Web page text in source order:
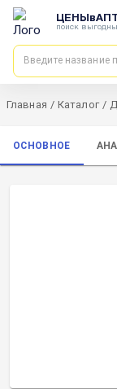
поиск
Главная / Каталог /
ОСНОВНОЕ